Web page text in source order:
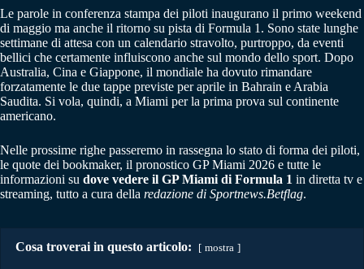
Le parole in conferenza stampa dei piloti inaugurano il primo weekend
di maggio ma anche il ritorno su pista di Formula 1. Sono state lunghe
settimane di attesa con un calendario stravolto, purtroppo, da eventi
bellici che certamente influiscono anche sul mondo dello sport. Dopo
Australia, Cina e Giappone, il mondiale ha dovuto rimandare
forzatamente le due tappe previste per aprile in Bahrain e Arabia
Saudita. Si vola, quindi, a Miami per la prima prova sul continente
americano.
Nelle prossime righe passeremo in rassegna lo stato di forma dei piloti,
le quote dei bookmaker, il pronostico GP Miami 2026 e tutte le
informazioni su dove vedere il GP Miami di Formula 1 in diretta tv e
streaming, tutto a cura della redazione di Sportnews.Betflag.
Cosa troverai in questo articolo: mostra